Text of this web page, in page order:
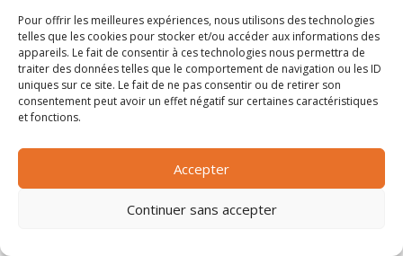
Pour offrir les meilleures expériences, nous utilisons des technologies
telles que les cookies pour stocker et/ou accéder aux informations des
appareils. Le fait de consentir à ces technologies nous permettra de
traiter des données telles que le comportement de navigation ou les ID
uniques sur ce site. Le fait de ne pas consentir ou de retirer son
consentement peut avoir un effet négatif sur certaines caractéristiques
et fonctions.
Accepter
Continuer sans accepter
Opérateurs télécom
Optique
Ordinateurs
Orne 61